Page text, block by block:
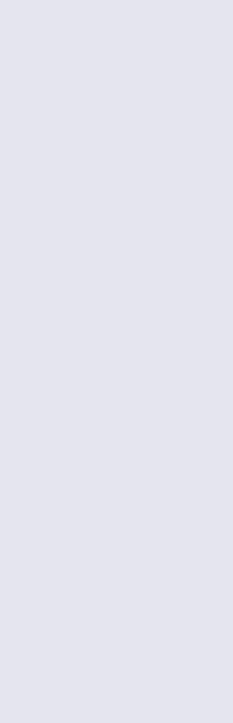
расчет
персональных данных
менеджер.